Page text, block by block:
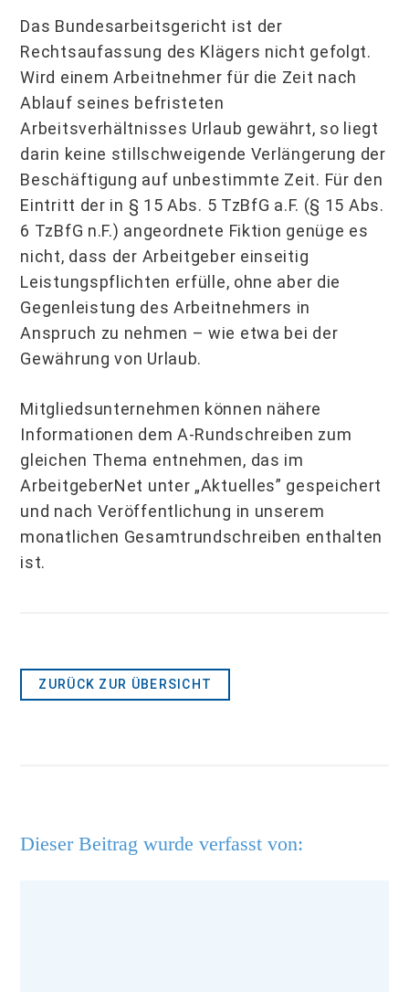
Das Bundesarbeitsgericht ist der
Rechtsaufassung des Klägers nicht gefolgt.
Wird einem Arbeitnehmer für die Zeit nach
Ablauf seines befristeten
Arbeitsverhältnisses Urlaub gewährt, so liegt
darin keine stillschweigende Verlängerung der
Beschäftigung auf unbestimmte Zeit. Für den
Eintritt der in § 15 Abs. 5 TzBfG a.F. (§ 15 Abs.
6 TzBfG n.F.) angeordnete Fiktion genüge es
nicht, dass der Arbeitgeber einseitig
Leistungspflichten erfülle, ohne aber die
Gegenleistung des Arbeitnehmers in
Anspruch zu nehmen – wie etwa bei der
Gewährung von Urlaub.
Mitgliedsunternehmen können nähere
Informationen dem A-Rundschreiben zum
gleichen Thema entnehmen, das im
ArbeitgeberNet unter „Aktuelles” gespeichert
und nach Veröffentlichung in unserem
monatlichen Gesamtrundschreiben enthalten
ist.
ZURÜCK ZUR ÜBERSICHT
Dieser Beitrag wurde verfasst von: